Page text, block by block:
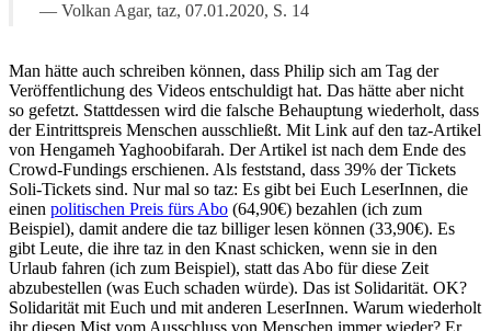
Volkan Agar, taz, 07.01.2020, S. 14
Man hätte auch schreiben können, dass Philip sich am Tag der
Veröffentlichung des Videos entschuldigt hat. Das hätte aber nicht
so gefetzt. Stattdessen wird die falsche Behauptung wiederholt, dass
der Eintrittspreis Menschen ausschließt. Mit Link auf den taz-Artikel
von Hengameh Yaghoobifarah. Der Artikel ist nach dem Ende des
Crowd-Fundings erschienen. Als feststand, dass 39% der Tickets
Soli-Tickets sind. Nur mal so taz: Es gibt bei Euch LeserInnen, die
einen politischen Preis fürs Abo (64,90€) bezahlen (ich zum
Beispiel), damit andere die taz billiger lesen können (33,90€). Es
gibt Leute, die ihre taz in den Knast schicken, wenn sie in den
Urlaub fahren (ich zum Beispiel), statt das Abo für diese Zeit
abzubestellen (was Euch schaden würde). Das ist Solidarität. OK?
Solidarität mit Euch und mit anderen LeserInnen. Warum wiederholt